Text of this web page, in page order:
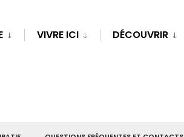
VIVRE ICI DÉCOUVRIR